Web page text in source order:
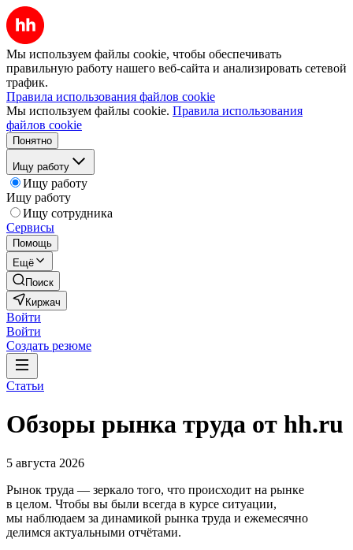
Мы используем файлы cookie, чтобы обеспечивать
правильную работу нашего веб-сайта и анализировать сетевой
трафик.
Правила использования файлов cookie
Мы используем файлы cookie. Правила использования
файлов cookie
Понятно
Ищу работу
Ищу работу
Ищу работу
Ищу сотрудника
Сервисы
Помощь
Ещё
Поиск
Киржач
Войти
Войти
Создать резюме
Статьи
Обзоры рынка труда от hh.ru
5 августа 2026
Рынок труда — зеркало того, что происходит на рынке
в целом. Чтобы вы были всегда в курсе ситуации,
мы наблюдаем за динамикой рынка труда и ежемесячно
делимся актуальными отчётами.